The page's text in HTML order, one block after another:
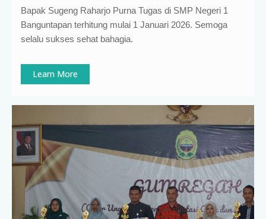
Bapak Sugeng Raharjo Purna Tugas di SMP Negeri 1
Banguntapan terhitung mulai 1 Januari 2026. Semoga
selalu sukses sehat bahagia.
Learn More